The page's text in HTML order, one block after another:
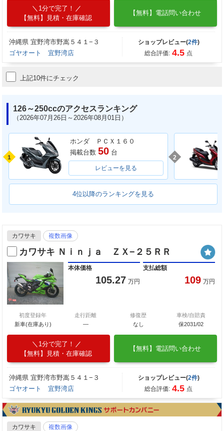
1分で完了！
【無料】見積・在庫確認
【無料】電話問い合わせ
沖縄県 宜野湾市野嵩５４１−３
ゴヤオート 宜野湾店
ショップレビュー(2件)
総合評価: 4.5 点
上記10件にチェック
126～250ccのアクセスランキング
（2026年07月26日～2026年08月01日）
1
ホンダ ＰＣＸ１６０
掲載台数 50 台
レビューを見る
2
4位以降のランキングを見る
カワサキ 複数画像
カワサキ Ｎｉｎｊａ ＺＸ−２５ＲＲ
本体価格
105.27 万円
支払総額
109 万円
初度登録年
新車(在庫あり)
走行距離
―
修復歴
なし
車検/自賠責
保2031/02
1分で完了！
【無料】見積・在庫確認
【無料】電話問い合わせ
沖縄県 宜野湾市野嵩５４１−３
ゴヤオート 宜野湾店
ショップレビュー(2件)
総合評価: 4.5 点
カワサキ 複数画像